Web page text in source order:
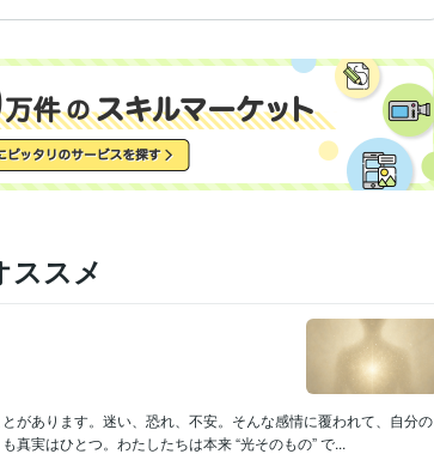
ススメ
があります。迷い、恐れ、不安。そんな感情に覆われて、自分の
真実はひとつ。わたしたちは本来 “光そのもの” で...